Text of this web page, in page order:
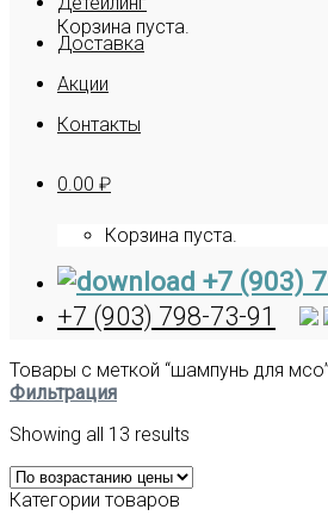
Корзина пуста.
Доставка
Акции
Контакты
0.00 ₽
Корзина пуста.
+7 (903)
+7 (903) 798-73-91
Товары с меткой “шампунь для мсо”
Фильтрация
Showing all 13 results
Категории товаров